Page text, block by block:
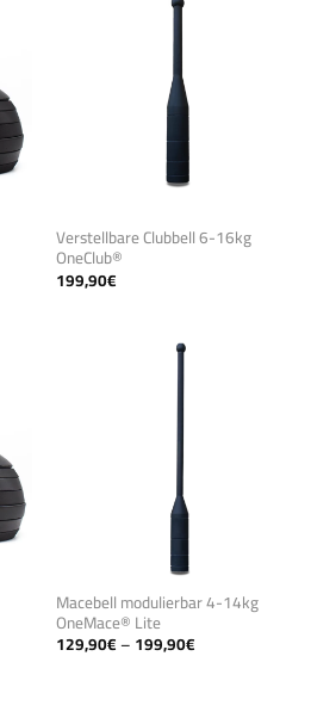
Verstellbare Clubbell 6-16kg
OneClub®
199,90€
Macebell modulierbar 4-14kg
OneMace® Lite
129,90€–199,90€Preisspanne:
129,90€